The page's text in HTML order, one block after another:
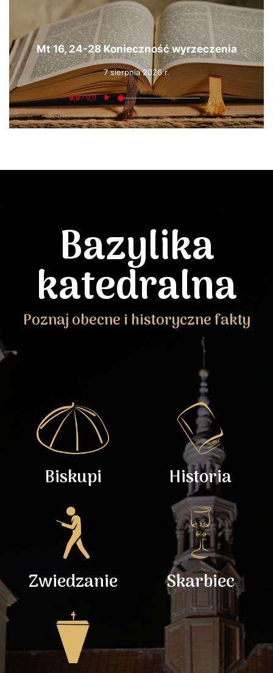
Mt 16, 24-28 Konieczność wyrzeczenia
7 sierpnia 2026 r.
Bazylika
katedralna
Poznaj obecne i historyczne fakty
Biskupi Historia
Zwiedzanie Skarbiec